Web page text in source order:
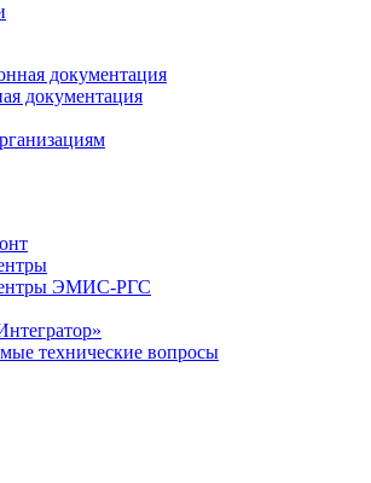
документация
документация
ЭМИС-РГС
технические вопросы